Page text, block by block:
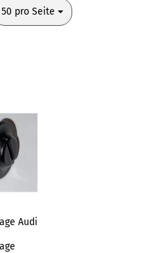
50 pro Seite
pro Seite
Audi